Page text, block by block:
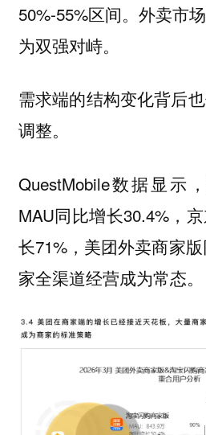
50%-55%区间。外卖市
为双强对峙。
需求端的结构变化背后
调整。
QuestMobile数据显示
MAU同比增长30.4%，
长71%，美团外卖商家
家全渠道经营成为常态。